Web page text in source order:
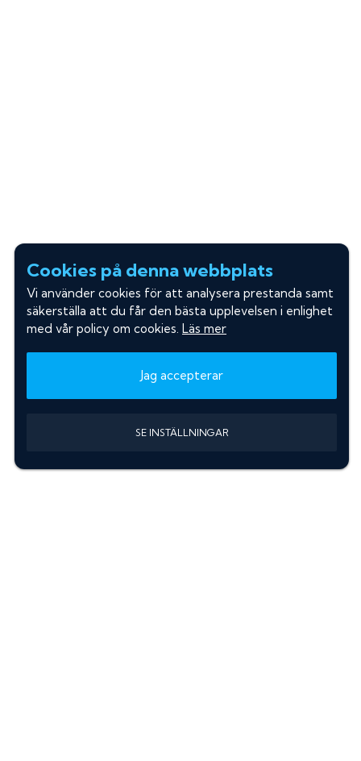
Cookies på denna webbplats
Vi använder cookies för att analysera prestanda samt
säkerställa att du får den bästa upplevelsen i enlighet
med vår policy om cookies. Läs mer
Jag accepterar
SE INSTÄLLNINGAR